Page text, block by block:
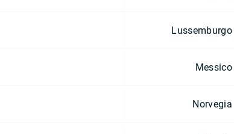
Lussemburgo
Messico
Norvegia